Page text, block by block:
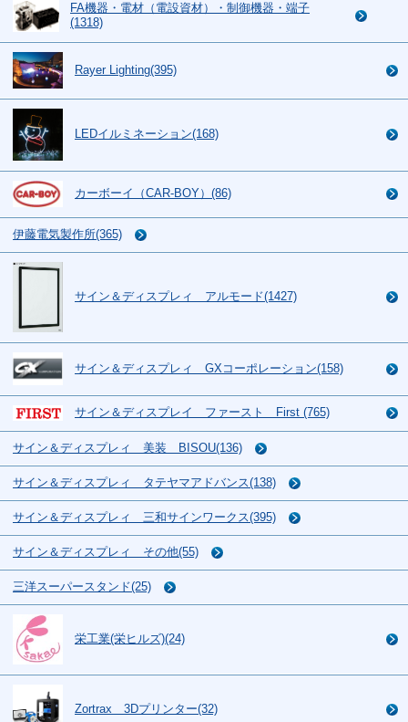
FA機器・電材（電設資材）・制御機器・端子
(1318)
Rayer Lighting(395)
LEDイルミネーション(168)
カーボーイ（CAR-BOY）(86)
伊藤電気製作所(365)
サイン＆ディスプレィ アルモード(1427)
サイン＆ディスプレィ GXコーポレーション(158)
サイン＆ディスプレイ ファースト First (765)
サイン＆ディスプレィ 美装 BISOU(136)
サイン＆ディスプレィ タテヤマアドバンス(138)
サイン＆ディスプレィ 三和サインワークス(395)
サイン＆ディスプレィ その他(55)
三洋スーパースタンド(25)
栄工業(栄ヒルズ)(24)
Zortrax 3Dプリンター(32)